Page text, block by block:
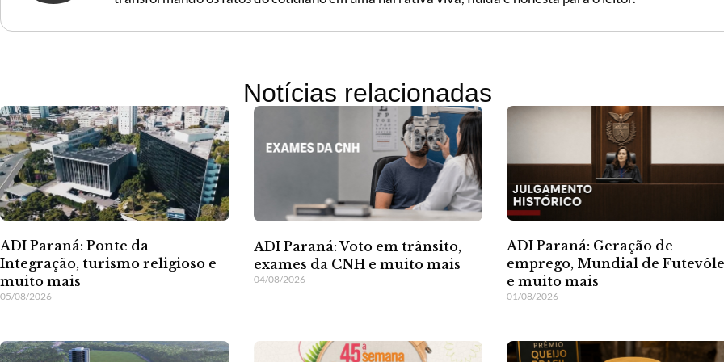
Notícias relacionadas
ADI Paraná: Ponte da
Integração, turismo religioso e
muito mais
05/08/2026
ADI Paraná: Voto em trânsito,
exames da CNH e muito mais
04/08/2026
ADI Paraná: Geração de
emprego, Mundial de
e muito mais
01/08/2026